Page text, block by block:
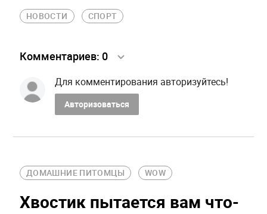
НОВОСТИ СПОРТ
Комментариев: 0
Для комментирования авторизуйтесь!
Авторизоваться
ДОМАШНИЕ ПИТОМЦЫ WOW
Хвостик пытается вам что-